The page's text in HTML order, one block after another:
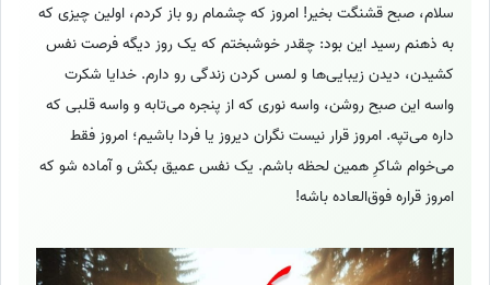
سلام، صبح قشنگت بخیر! امروز که چشمام رو باز کردم، اولین چیزی که
به ذهنم رسید این بود: چقدر خوشبختم که یک روز دیگه فرصت نفس
کشیدن، دیدن زیبایی‌ها و لمس کردن زندگی رو دارم. خدایا شکرت
واسه این صبح روشن، واسه نوری که از پنجره می‌تابه و واسه قلبی که
داره می‌تپه. امروز قرار نیست نگران دیروز یا فردا باشیم؛ امروز فقط
می‌خوام شاکرِ همین لحظه باشم. یک نفس عمیق بکش و آماده شو که
امروز قراره فوق‌العاده باشه!